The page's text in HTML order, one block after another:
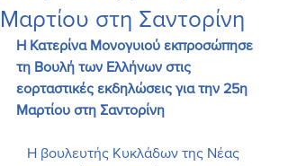
Μαρτίου στη Σαντορίνη
Η Κατερίνα Μονογυιού εκπροσώπησε
τη Βουλή των Ελλήνων στις
εορταστικές εκδηλώσεις για την 25η
Μαρτίου στη Σαντορίνη